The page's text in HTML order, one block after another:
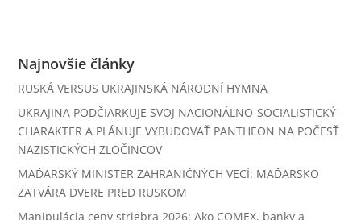
Najnovšie články
RUSKÁ VERSUS UKRAJINSKÁ NÁRODNÍ HYMNA
UKRAJINA PODČIARKUJE SVOJ NACIONÁLNO-SOCIALISTICKÝ
CHARAKTER A PLÁNUJE VYBUDOVAŤ PANTHEON NA POČESŤ
NAZISTICKÝCH ZLOČINCOV
MAĎARSKÝ MINISTER ZAHRANIČNÝCH VECÍ: MAĎARSKO
ZATVÁRA DVERE PRED RUSKOM
Manipulácia ceny striebra 2026: Ako COMEX, banky a